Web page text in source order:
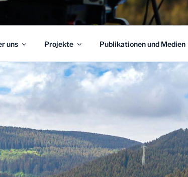
uns Projekte Publikationen und Medien